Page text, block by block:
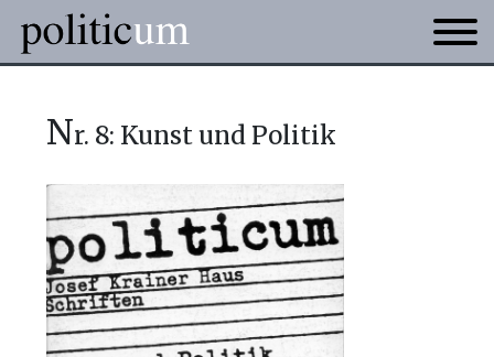
nr. 8: Kunst und Politik